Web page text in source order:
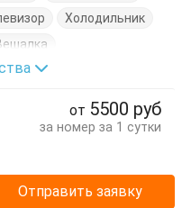
Холодильник
односпальные
от 5500 руб
за номер за 1 сутки
Отправить заявку